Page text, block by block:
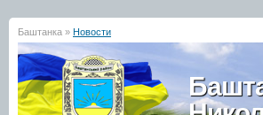
Баштанка » Новости